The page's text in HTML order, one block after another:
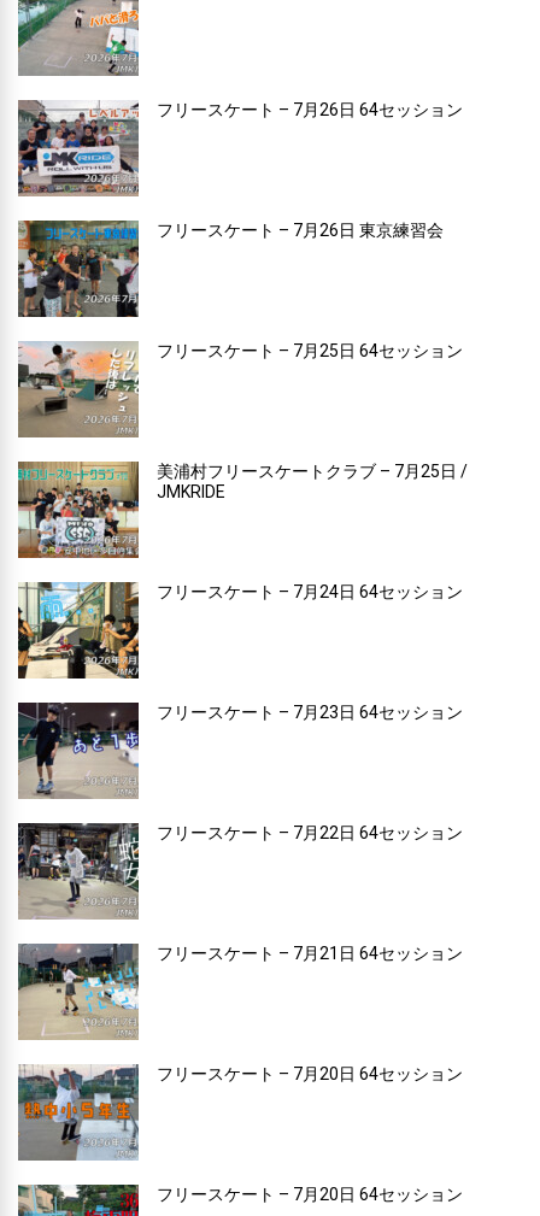
フリースケート – 7月26日 64セッション
フリースケート – 7月26日 東京練習会
フリースケート – 7月25日 64セッション
美浦村フリースケートクラブ – 7月25日 /
JMKRIDE
フリースケート – 7月24日 64セッション
フリースケート – 7月23日 64セッション
フリースケート – 7月22日 64セッション
フリースケート – 7月21日 64セッション
フリースケート – 7月20日 64セッション
フリースケート – 7月20日 64セッション